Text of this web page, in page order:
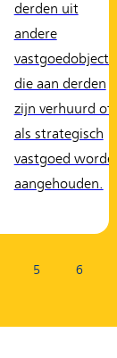
derden uit
andere
vastgoedobjecten
die aan derden
zijn verhuurd of
als strategisch
vastgoed worden
aangehouden.
5 6